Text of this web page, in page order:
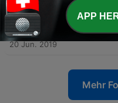
26 Jun. 2019
13 - Théodore Monod, le
20 Jun. 2019
Mehr
APP